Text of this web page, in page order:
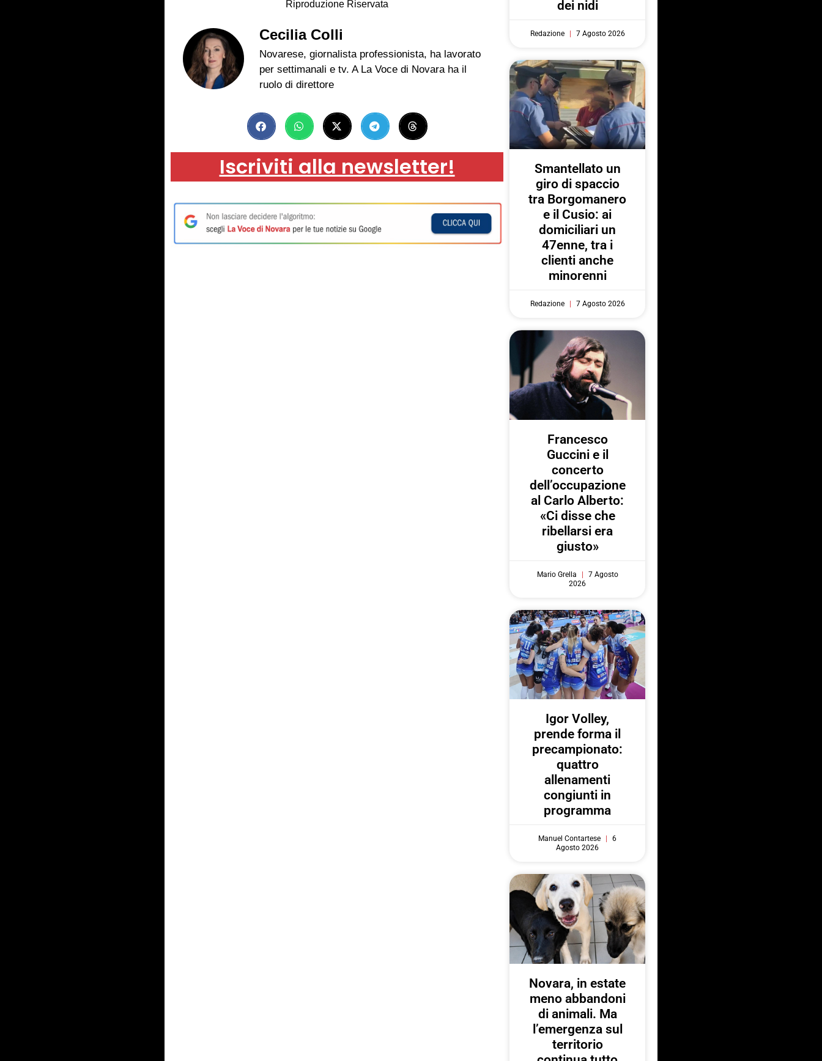
Riproduzione Riservata
Cecilia Colli
Novarese, giornalista professionista, ha lavorato
per settimanali e tv. A La Voce di Novara ha il
ruolo di direttore
Iscriviti alla newsletter!
dei nidi
Redazione 7 Agosto 2026
Smantellato un
giro di spaccio
tra Borgomanero
e il Cusio: ai
domiciliari un
47enne, tra i
clienti anche
minorenni
Redazione 7 Agosto 2026
Francesco
Guccini e il
concerto
dell’occupazione
al Carlo Alberto:
«Ci disse che
ribellarsi era
giusto»
Mario Grella
7 Agosto
2026
Igor Volley,
prende forma il
precampionato:
quattro
allenamenti
congiunti in
programma
Manuel Contartese
6
Agosto 2026
Novara, in estate
meno abbandoni
di animali. Ma
l’emergenza sul
territorio